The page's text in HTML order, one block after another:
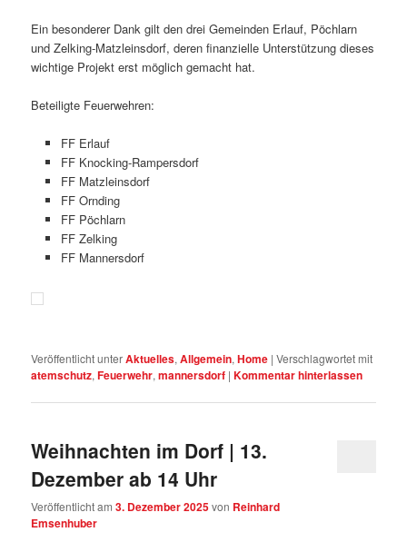
Ein besonderer Dank gilt den drei Gemeinden Erlauf, Pöchlarn
und Zelking‑Matzleinsdorf, deren finanzielle Unterstützung dieses
wichtige Projekt erst möglich gemacht hat.
Beteiligte Feuerwehren:
FF Erlauf
FF Knocking‑Rampersdorf
FF Matzleinsdorf
FF Ornding
FF Pöchlarn
FF Zelking
FF Mannersdorf
Veröffentlicht unterAktuelles,Allgemein,Home |Verschlagwortet mit
atemschutz,Feuerwehr,mannersdorf |Kommentar hinterlassen
Weihnachten im Dorf | 13.
Dezember ab 14 Uhr
Veröffentlicht am3. Dezember 2025von Reinhard
Emsenhuber